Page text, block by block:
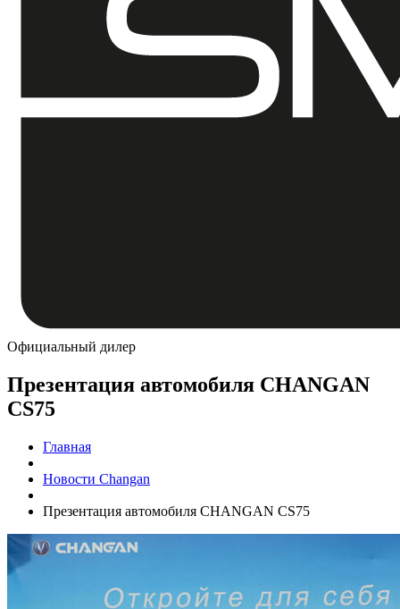
Официальный дилер
Презентация автомобиля CHANGAN
CS75
Главная
Новости Changan
Презентация автомобиля CHANGAN CS75